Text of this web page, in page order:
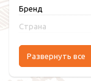
Бренд
Страна
Развернуть все